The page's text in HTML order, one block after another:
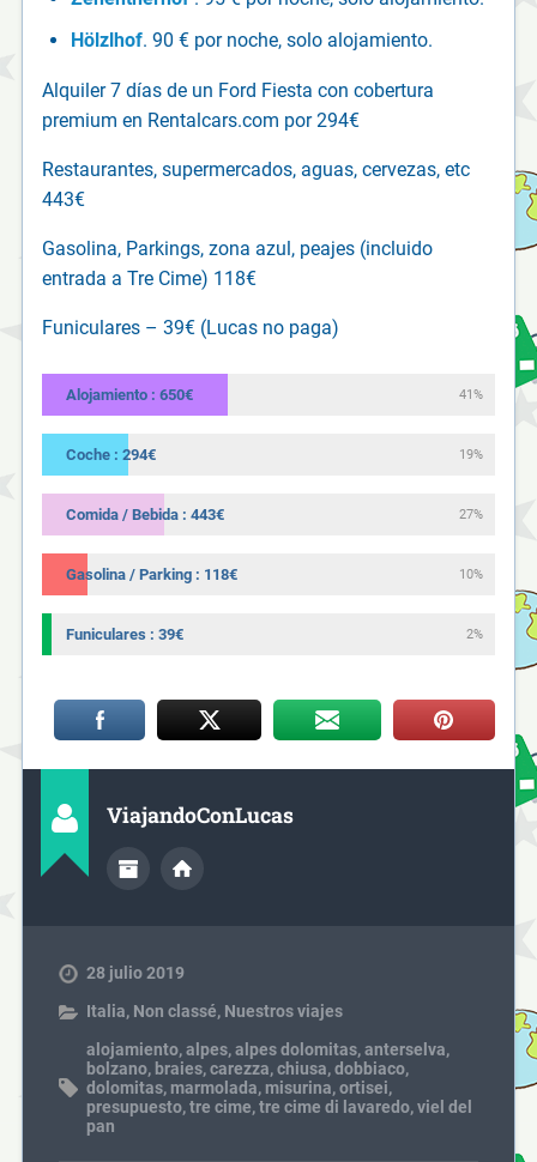
Hölzlhof. 90 € por noche, solo alojamiento.
Alquiler 7 días de un Ford Fiesta con cobertura
premium en Rentalcars.com por 294€
Restaurantes, supermercados, aguas, cervezas, etc
443€
Gasolina, Parkings, zona azul, peajes (incluido
entrada a Tre Cime) 118€
Funiculares – 39€ (Lucas no paga)
Alojamiento : 650€ 41%
Coche : 294€ 19%
Comida / Bebida : 443€ 27%
Gasolina / Parking : 118€ 10%
Funiculares : 39€ 2%
ViajandoConLucas
28 julio 2019
Italia, Non classé, Nuestros viajes
alojamiento,alpes,alpes dolomitas,anterselva,
bolzano, braies,carezza,chiusa,dobbiaco,
dolomitas, marmolada, misurina,ortisei,
presupuesto,tre cime,tre cime di lavaredo,viel del
pan